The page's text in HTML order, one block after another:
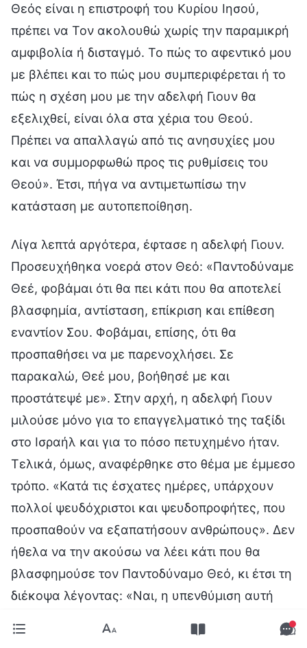
Θεός είναι η επιστροφή του Κυρίου Ιησού,
πρέπει να Τον ακολουθώ χωρίς την παραμικρή
αμφιβολία ή δισταγμό. Το πώς το αφεντικό μου
με βλέπει και το πώς μου συμπεριφέρεται ή το
πώς η σχέση μου με την αδελφή Γιουν θα
εξελιχθεί, είναι όλα στα χέρια του Θεού.
Πρέπει να απαλλαγώ από τις ανησυχίες μου
και να συμμορφωθώ προς τις ρυθμίσεις του
Θεού». Έτσι, πήγα να αντιμετωπίσω την
κατάσταση με αυτοπεποίθηση.
Λίγα λεπτά αργότερα, έφτασε η αδελφή Γιουν.
Προσευχήθηκα νοερά στον Θεό: «Παντοδύναμε
Θεέ, φοβάμαι ότι θα πει κάτι που θα αποτελεί
βλασφημία, αντίσταση, επίκριση και επίθεση
εναντίον Σου. Φοβάμαι, επίσης, ότι θα
προσπαθήσει να με παρενοχλήσει. Σε
παρακαλώ, Θεέ μου, βοήθησέ με και
προστάτεψέ με». Στην αρχή, η αδελφή Γιουν
μιλούσε μόνο για το επαγγελματικό της ταξίδι
στο Ισραήλ και για το πόσο πετυχημένο ήταν.
Τελικά, όμως, αναφέρθηκε στο θέμα με έμμεσο
τρόπο. «Κατά τις έσχατες ημέρες, υπάρχουν
πολλοί ψευδόχριστοι και ψευδοπροφήτες, που
προσπαθούν να εξαπατήσουν ανθρώπους». Δεν
ήθελα να την ακούσω να λέει κάτι που θα
βλασφημούσε τον Παντοδύναμο Θεό, κι έτσι τη
διέκοψα λέγοντας: «Ναι, η υπενθύμιση αυτή
προφυλαχτούμε από αυτούς τους